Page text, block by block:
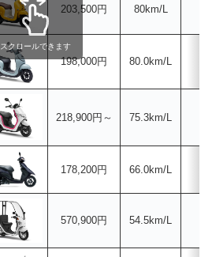
203,500円 80km/L
198,000円 80.0km/L
218,900円～ 75.3km/L
178,200円 66.0km/L
570,900円 54.5km/L
スクロールできます